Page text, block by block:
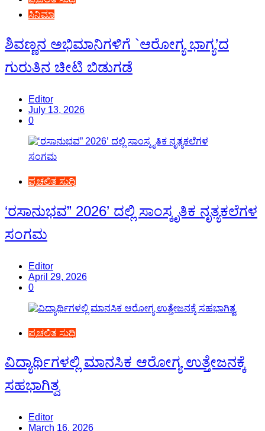
ಸಿನಿಮಾ
ಶಿವಣ್ಣನ ಅಭಿಮಾನಿಗಳಿಗೆ `ಆರೋಗ್ಯ ಭಾಗ್ಯ’ದ
ಗುರುತಿನ ಚೀಟಿ ಬಿಡುಗಡೆ
Editor
July 13, 2026
0
ಪ್ರಚಲಿತ ಸುದ್ದಿ
‘ರಸಾನುಭವ” 2026’ ದಲ್ಲಿ ಸಾಂಸ್ಕೃತಿಕ ನೃತ್ಯಕಲೆಗಳ
ಸಂಗಮ
Editor
April 29, 2026
0
ಪ್ರಚಲಿತ ಸುದ್ದಿ
ವಿದ್ಯಾರ್ಥಿಗಳಲ್ಲಿ ಮಾನಸಿಕ ಆರೋಗ್ಯ ಉತ್ತೇಜನಕ್ಕೆ
ಸಹಭಾಗಿತ್ವ
Editor
March 16, 2026